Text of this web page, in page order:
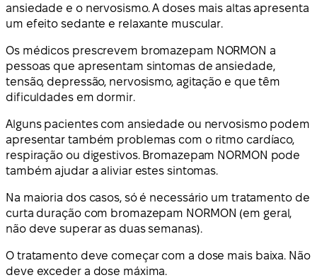
ansiedade e o nervosismo. A doses mais altas apresenta
um efeito sedante e relaxante muscular.
Os médicos prescrevem bromazepam NORMON a
pessoas que apresentam sintomas de ansiedade,
tensão, depressão, nervosismo, agitação e que têm
dificuldades em dormir.
Alguns pacientes com ansiedade ou nervosismo podem
apresentar também problemas com o ritmo cardíaco,
respiração ou digestivos. Bromazepam NORMON pode
também ajudar a aliviar estes sintomas.
Na maioria dos casos, só é necessário um tratamento de
curta duração com bromazepam NORMON (em geral,
não deve superar as duas semanas).
O tratamento deve começar com a dose mais baixa. Não
deve exceder a dose máxima.